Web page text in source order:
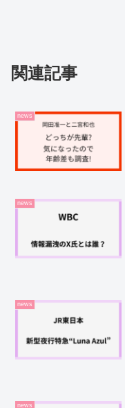
関連記事
news
news
news
news